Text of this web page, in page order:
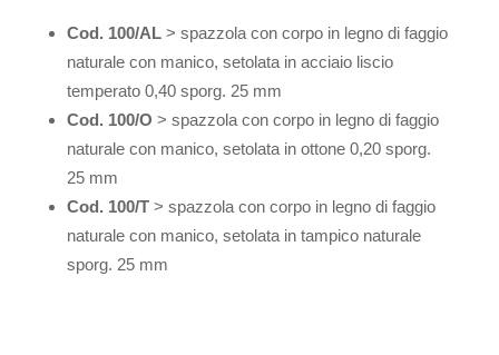
Cod. 100/AL > spazzola con corpo in legno di faggio
naturale con manico, setolata in acciaio liscio
temperato 0,40 sporg. 25 mm
Cod. 100/O > spazzola con corpo in legno di faggio
naturale con manico, setolata in ottone 0,20 sporg.
25 mm
Cod. 100/T> spazzola con corpo in legno di faggio
naturale con manico, setolata in tampico naturale
sporg. 25 mm